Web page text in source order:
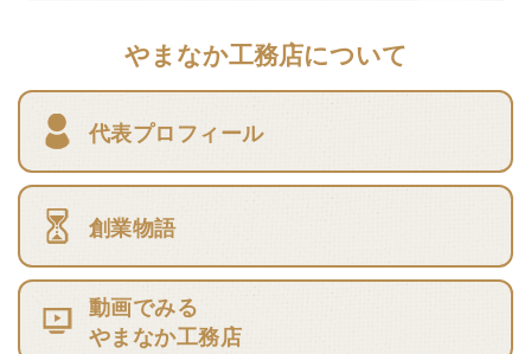
やまなか工務店について
代表プロフィール
創業物語
動画でみる
やまなか工務店